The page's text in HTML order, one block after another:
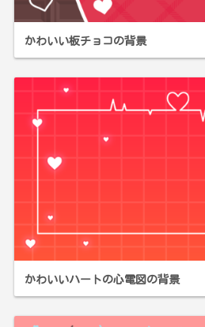
かわいい板チョコの背景
かわいいハートの心電図の背景